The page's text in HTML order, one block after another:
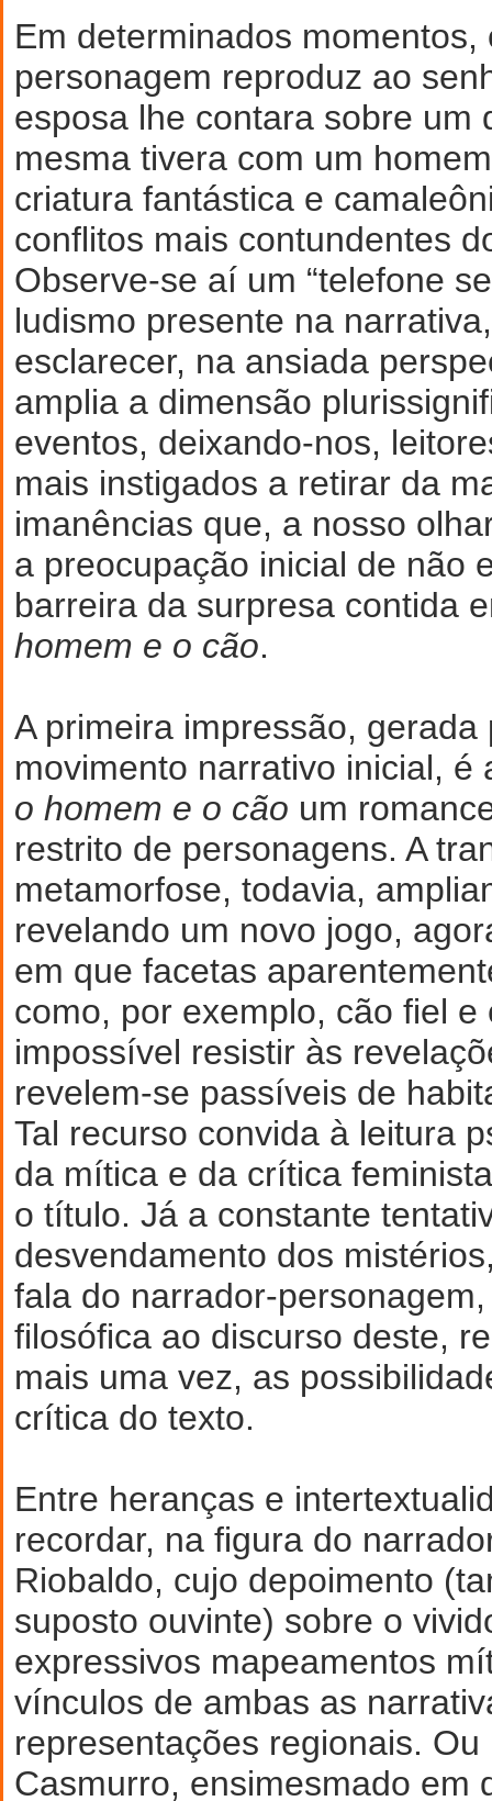
Em determinados momentos,
personagem reproduz ao
esposa lhe contara sobre um
mesma tivera com um
criatura fantástica e
conflitos mais contundentes
Observe-se aí um “telefone
ludismo presente na
esclarecer, na ansiada
amplia a dimensão
eventos, deixando-nos,
mais instigados a retirar da
imanências que, a nosso
a preocupação inicial de não
barreira da surpresa contida
homem e o cão.
A primeira impressão,
movimento narrativo inicial,
o homem e o cão um
restrito de personagens. A
metamorfose, todavia,
revelando um novo jogo,
em que facetas
como, por exemplo, cão fiel
impossível resistir às
revelem-se passíveis de
Tal recurso convida à leitura
da mítica e da crítica
o título. Já a constante
desvendamento dos
fala do narrador-
filosófica ao discurso deste,
mais uma vez, as
crítica do texto.
Entre heranças e
recordar, na figura do
Riobaldo, cujo depoimento
suposto ouvinte) sobre o
expressivos mapeamentos
vínculos de ambas as
representações regionais.
Casmurro, ensimesmado em